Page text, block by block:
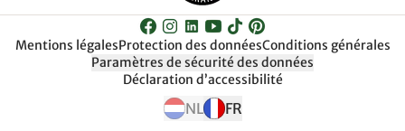
Mentions légalesProtection des donnéesConditions générales
Paramètres de sécurité des données
Déclaration d’accessibilité
NL FR